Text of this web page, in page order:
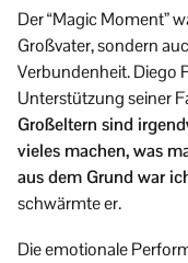
Der “Magic Moment”
Großvater, sondern
Verbundenheit. Diego
Unterstützung seiner
Großeltern sind
vieles machen, was
aus dem Grund war
schwärmte er.
Die emotionale